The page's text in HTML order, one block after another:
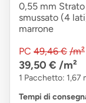
0,55 mm
smussato (4
marrone
PC 49,46 € /m²
39,50 € /m²
1 Pacchetto: 1,67
Tempi di